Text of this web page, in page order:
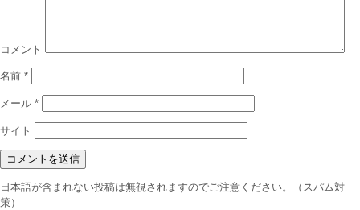
コメント
名前 *
メール *
サイト
日本語が含まれない投稿は無視されますのでご注意ください。（スパム対
策）